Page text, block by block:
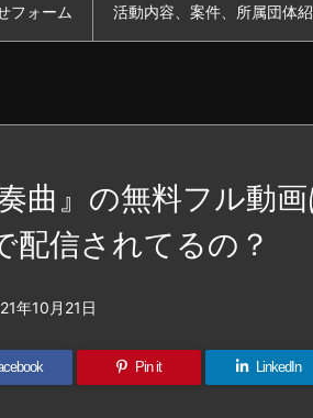
フォーム 活動内容、案件、所属団体
曲』の無料フル動
信されてるの？
年10月21日
Pin it LinkedIn